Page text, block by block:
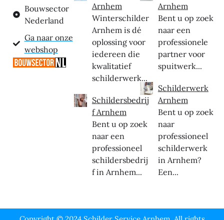
Bouwsector
Nederland
Ga naar onze
webshop
Arnhem
Winterschilder
Arnhem is dé
oplossing voor
iedereen die
kwalitatief
schilderwerk...
Schildersbedrij
f Arnhem
Bent u op zoek
naar een
professioneel
schildersbedrij
f in Arnhem...
Arnhem
Bent u op zoek
naar een
professionele
partner voor
spuitwerk...
Schilderwerk
Arnhem
Bent u op zoek
naar
professioneel
schilderwerk
in Arnhem?
Een...